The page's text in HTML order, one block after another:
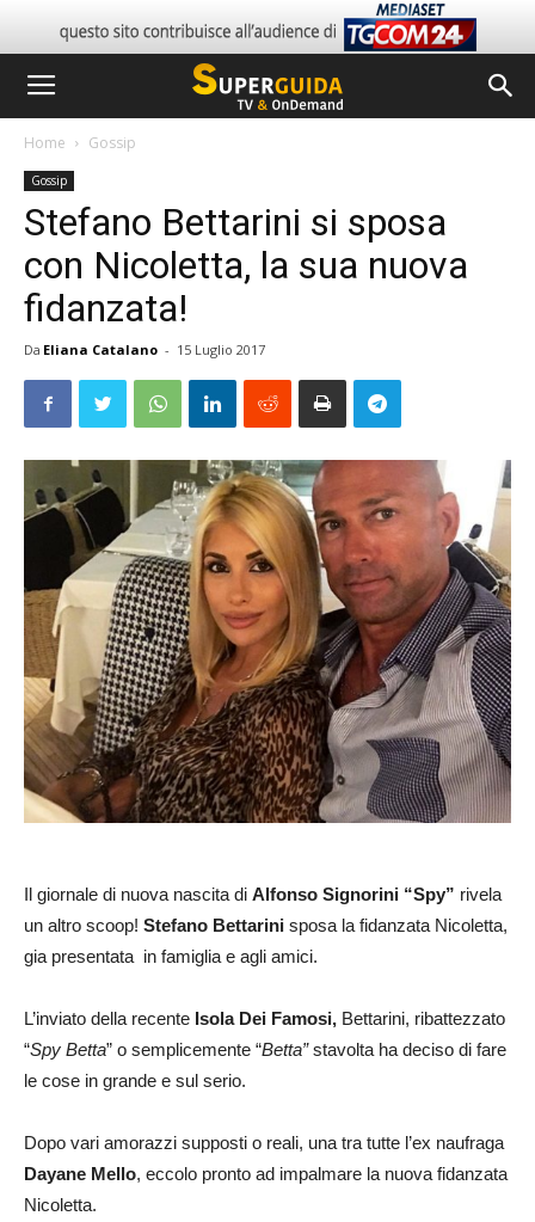
Home Gossip
Gossip
Stefano Bettarini si sposa
con Nicoletta, la sua nuova
fidanzata!
Da Eliana Catalano - 15 Luglio 2017
Il giornale di nuova nascita di Alfonso Signorini “Spy” rivela
un altro scoop! Stefano Bettarini sposa la fidanzata Nicoletta,
gia presentata in famiglia e agli amici.
L’inviato della recente Isola Dei Famosi, Bettarini, ribattezzato
“Spy Betta” o semplicemente “Betta”stavolta ha deciso di fare
le cose in grande e sul serio.
Dopo vari amorazzi supposti o reali, una tra tutte l’ex naufraga
Dayane Mello, eccolo pronto ad impalmare la nuova fidanzata
Nicoletta.